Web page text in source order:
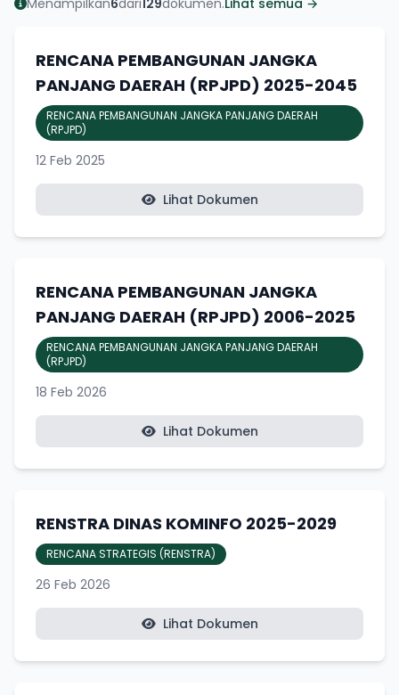
RENCANA PEMBANGUNAN JANGKA
PANJANG DAERAH (RPJPD) 2025-2045
RENCANA PEMBANGUNAN JANGKA PANJANG DAERAH
(RPJPD)
12 Feb 2025
Lihat Dokumen
RENCANA PEMBANGUNAN JANGKA
PANJANG DAERAH (RPJPD) 2006-2025
RENCANA PEMBANGUNAN JANGKA PANJANG DAERAH
(RPJPD)
18 Feb 2026
Lihat Dokumen
RENSTRA DINAS KOMINFO 2025-2029
RENCANA STRATEGIS (RENSTRA)
26 Feb 2026
Lihat Dokumen